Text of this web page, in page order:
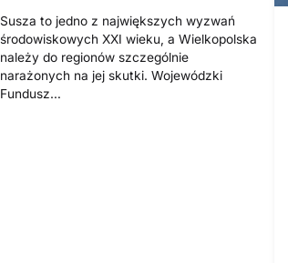
Susza to jedno z największych wyzwań
środowiskowych XXI wieku, a Wielkopolska
należy do regionów szczególnie
narażonych na jej skutki. Wojewódzki
Fundusz…